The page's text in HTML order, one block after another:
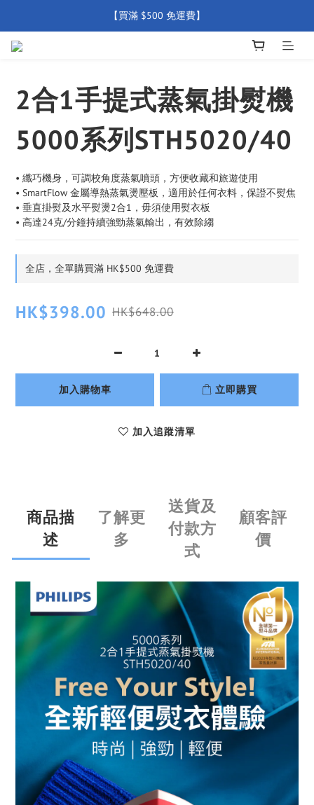
【買滿 $500 免運費】
【全店產品圴享2年官方保養  (除配件外) 】
【買滿 $500 免運費】
2合1手提式蒸氣掛熨機
5000系列STH5020/40
• 纖巧機身，可調校角度蒸氣噴頭，方便收藏和旅遊使用
• SmartFlow 金屬導熱蒸氣燙壓板，適用於任何衣料，保證不熨焦
• 垂直掛熨及水平熨燙2合1，毋須使用熨衣板
• 高達24克/分鐘持續強勁蒸氣輸出，有效除縐
全店，全單購買滿 HK$500 免運費
HK$398.00 HK$648.00
加入購物車 立即購買
加入追蹤清單
商品描
述
了解更
多
送貨及
付款方
式
顧客評
價